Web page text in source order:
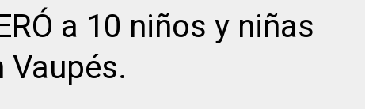
a 10 niños y niñas